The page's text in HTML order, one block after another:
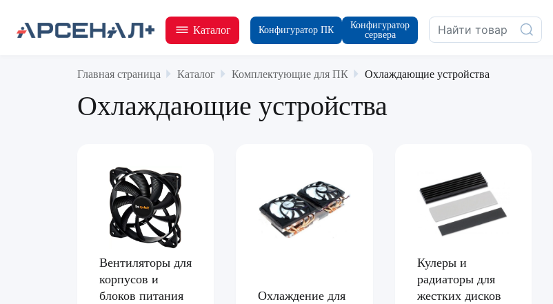
Каталог Конфигуратор ПК
Конфигуратор
сервера
Главная страница Каталог Комплектующие для ПК Охлаждающие устройства
Охлаждающие устройства
Вентиляторы для
корпусов и
блоков питания
Охлаждение для
Кулеры и
радиаторы для
жестких дисков